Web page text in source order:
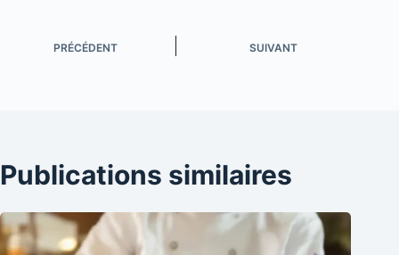
PRÉCÉDENT SUIVANT
Publications similaires